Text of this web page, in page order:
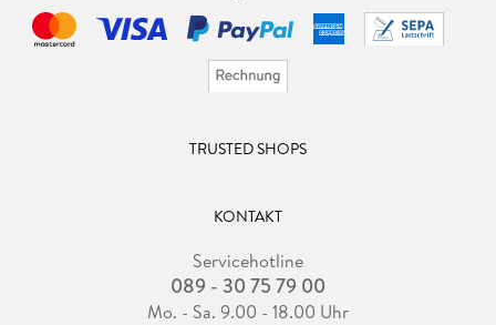
TRUSTED SHOPS
KONTAKT
Servicehotline
089 - 30 75 79 00
Mo. - Sa. 9.00 - 18.00 Uhr